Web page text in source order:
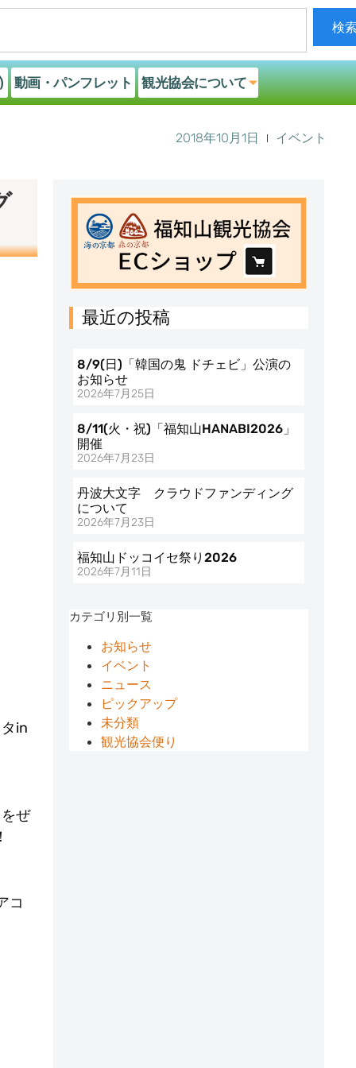
検
動画・パンフレット 観光協会について
2018年10月1日 イベント
in
ぜ
コ
最近の投稿
8/9(日)「韓国の鬼 ドチェビ」公演の
お知らせ
2026年7月25日
8/11(火・祝)「福知山HANABI2026」
開催
2026年7月23日
丹波大文字 クラウドファンディング
について
2026年7月23日
福知山ドッコイセ祭り2026
2026年7月11日
カテゴリ別一覧
お知らせ
イベント
ニュース
ピックアップ
未分類
観光協会便り